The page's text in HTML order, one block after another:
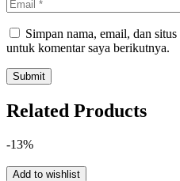
Simpan nama, email, dan
untuk komentar saya berikutnya.
Related Products
-13%
Add to wishlist